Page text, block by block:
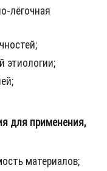
лёгочная
этиологии;
для применения,
материалов;